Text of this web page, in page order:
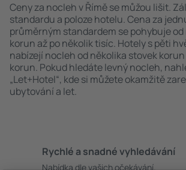
Ceny za nocleh v Římě se můžou lišit.
standardu a poloze hotelu. Cena za
průměrným standardem se pohybuje
korun až po několik tisíc. Hotely s pěti
nabízejí nocleh od několika stovek
korun. Pokud hledáte levný nocleh,
„Let+Hotel“, kde si můžete okamžitě
ubytování a let.
Rychlé a snadné vyhledávání
Nabídka dle vašich očekávání.